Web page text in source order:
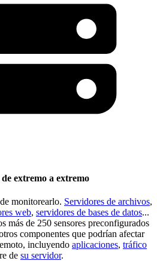
extremo a extremo
monitorearlo. Servidores de archivos,
web, servidores de bases de datos...
más de 250 sensores preconfigurados
componentes que podrían afectar
incluyendo aplicaciones, tráfico
de su servidor.